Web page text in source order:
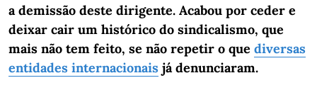
a demissão deste dirigente. Acabou por ceder e
deixar cair um histórico do sindicalismo, que
mais não tem feito, se não repetir o que diversas
entidades internacionais já denunciaram.